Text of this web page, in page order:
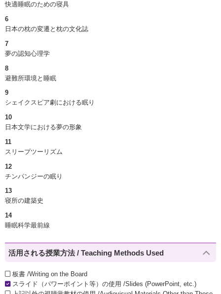
快適睡眠のための寝具
6
日本の枕の変遷と枕の文化誌
7
夢の認知心理学
8
避難所環境と睡眠
9
シェイクスピア劇における眠り
10
日本文学における夢の形象
11
スリープツーリズム
12
チンパンジーの眠り
13
寝所の建築史
14
睡眠科学最前線
活用される授業方法 / Teaching Methods Used
板書 /Writing on the Board
スライド（パワーポイント等）の使用 /Slides (PowerPoint, etc.)